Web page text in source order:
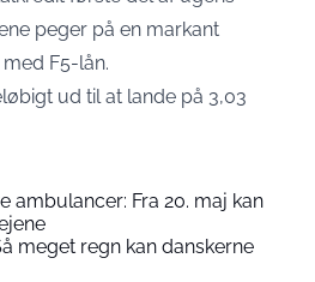
peger på en markant
F5-lån.
ud til at lande på 3,03
ambulancer: Fra 20. maj kan
meget regn kan danskerne